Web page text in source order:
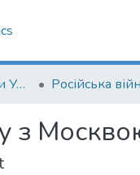
Російська війна проти України: трансформації соціальних інституцій та практик
з